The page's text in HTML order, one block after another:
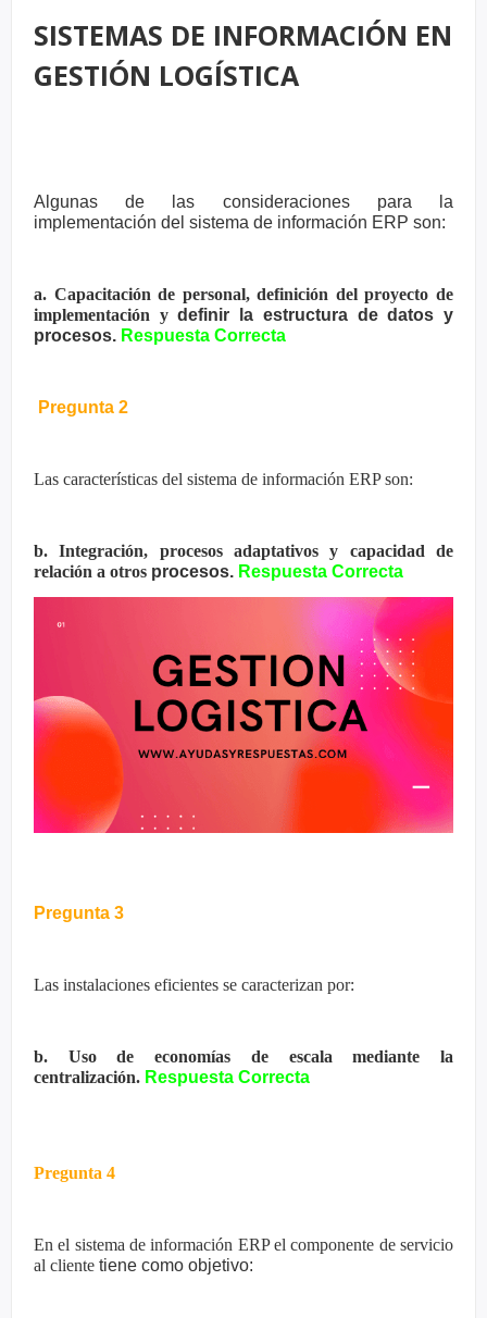
SISTEMAS DE INFORMACIÓN EN
GESTIÓN LOGÍSTICA
Algunas de las consideraciones para la
implementación del sistema de información ERP son:
a. Capacitación de personal, definición del proyecto de
implementación ydefinir la estructura de datos y
procesos. Respuesta Correcta
Pregunta 2
Las características del sistema de información ERP son:
b. Integración, procesos adaptativos y capacidad de
relación a otros procesos. Respuesta Correcta
Pregunta 3
Las instalaciones eficientes se caracterizan por:
b. Uso de economías de escala mediante la
centralización. Respuesta Correcta
Pregunta 4
En el sistema de información ERP el componente de servicio
al cliente tiene como objetivo: